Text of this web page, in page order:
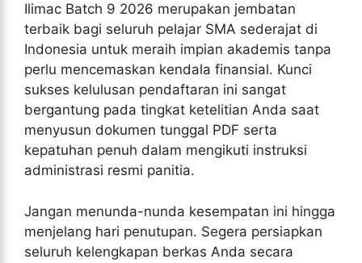
Ilimac Batch 9 2026 merupakan jembatan
terbaik bagi seluruh pelajar SMA sederajat di
Indonesia untuk meraih impian akademis tanpa
perlu mencemaskan kendala finansial. Kunci
sukses kelulusan pendaftaran ini sangat
bergantung pada tingkat ketelitian Anda saat
menyusun dokumen tunggal PDF serta
kepatuhan penuh dalam mengikuti instruksi
administrasi resmi panitia.
Jangan menunda-nunda kesempatan ini hingga
menjelang hari penutupan. Segera persiapkan
seluruh kelengkapan berkas Anda secara